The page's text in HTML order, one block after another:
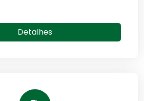
Detalhes